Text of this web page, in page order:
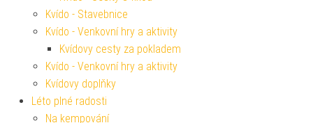
Kvído - Stavebnice
Kvído - Venkovní hry a aktivity
Kvídovy cesty za pokladem
Kvído - Venkovní hry a aktivity
Kvídovy doplňky
Léto plné radosti
Na kempování